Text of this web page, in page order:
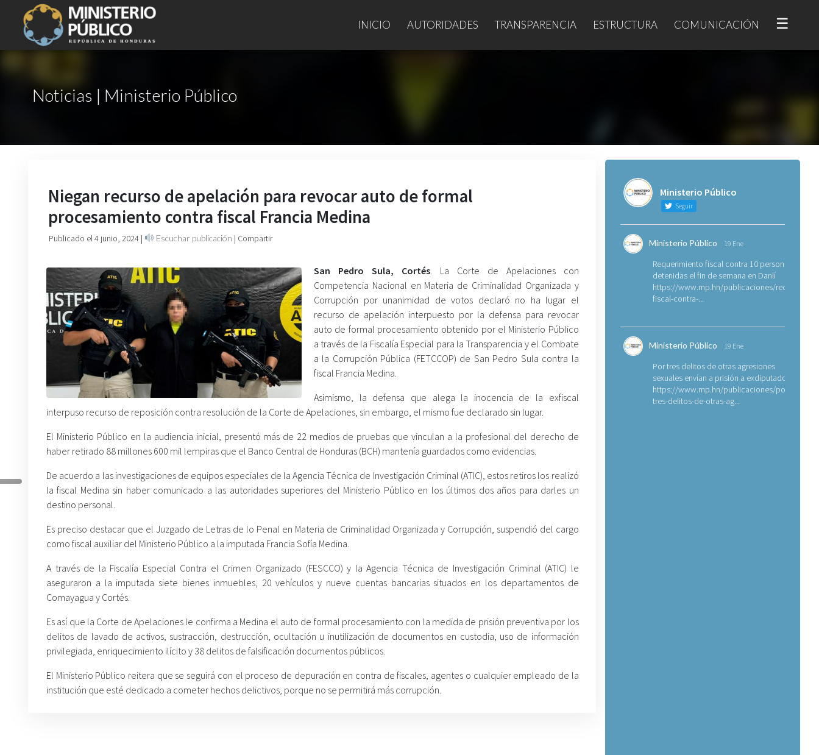
INICIO AUTORIDADES TRANSPARENCIA ESTRUCTURA COMUNICACIÓN ☰
Noticias | Ministerio Público
Niegan recurso de apelación para revocar auto de formal
procesamiento contra fiscal Francia Medina
Publicado el 4 junio, 2024 | Escuchar publicación | Compartir
San Pedro Sula, Cortés. La Corte de Apelaciones con
Competencia Nacional en Materia de Criminalidad Organizada y
Corrupción por unanimidad de votos declaró no ha lugar el
recurso de apelación interpuesto por la defensa para revocar
auto de formal procesamiento obtenido por el Ministerio Público
a través de la Fiscalía Especial para la Transparencia y el Combate
a la Corrupción Pública (FETCCOP) de San Pedro Sula contra la
fiscal Francia Medina.
Asimismo, la defensa que alega la inocencia de la exfiscal
interpuso recurso de reposición contra resolución de la Corte de Apelaciones, sin embargo, el mismo fue declarado sin lugar.
El Ministerio Público en la audiencia inicial, presentó más de 22 medios de pruebas que vinculan a la profesional del derecho de
haber retirado 88 millones 600 mil lempiras que el Banco Central de Honduras (BCH) mantenía guardados como evidencias.
De acuerdo a las investigaciones de equipos especiales de la Agencia Técnica de Investigación Criminal (ATIC), estos retiros los realizó
la fiscal Medina sin haber comunicado a las autoridades superiores del Ministerio Público en los últimos dos años para darles un
destino personal.
Es preciso destacar que el Juzgado de Letras de lo Penal en Materia de Criminalidad Organizada y Corrupción, suspendió del cargo
como fiscal auxiliar del Ministerio Público a la imputada Francia Sofía Medina.
A través de la Fiscalía Especial Contra el Crimen Organizado (FESCCO) y la Agencia Técnica de Investigación Criminal (ATIC) le
aseguraron a la imputada siete bienes inmuebles, 20 vehículos y nueve cuentas bancarias situados en los departamentos de
Comayagua y Cortés.
Es así que la Corte de Apelaciones le confirma a Medina el auto de formal procesamiento con la medida de prisión preventiva por los
delitos de lavado de activos, sustracción, destrucción, ocultación u inutilización de documentos en custodia, uso de información
privilegiada, enriquecimiento ilícito y 38 delitos de falsificación documentos públicos.
El Ministerio Público reitera que se seguirá con el proceso de depuración en contra de fiscales, agentes o cualquier empleado de la
institución que esté dedicado a cometer hechos delictivos, porque no se permitirá más corrupción.
Ministerio Público
Seguir
Ministerio Público 19 Ene
Requerimiento fiscal contra 10 personas
detenidas el fin de semana en Danlí
https://www.mp.hn/publicaciones/
fiscal-contra-...
Ministerio Público 19 Ene
Por tres delitos de otras agresiones
sexuales envían a prisión a exdiputado
https://www.mp.hn/publicaciones/por-
tres-delitos-de-otras-ag...